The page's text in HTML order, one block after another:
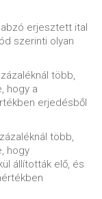
erjesztett ital
szerinti olyan
több,
hogy a
erjedésből
több,
hogy
állították elő, és